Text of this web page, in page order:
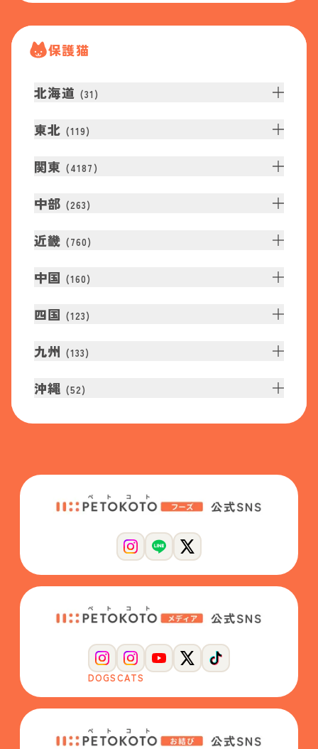
保護猫
北海道 (31 )
東北 (119)
関東 (4187 )
中部 (263)
近畿 (760)
中国 (160)
四国 (123)
九州 (133)
沖縄 (52)
DOGSCATS